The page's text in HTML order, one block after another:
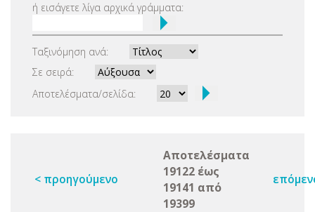
ή εισάγετε λίγα αρχικά γράμματα:
Ταξινόμηση ανά:
Σε σειρά:
Αποτελέσματα/σελίδα:
< προηγούμενο
Αποτελέσματα
19122 έως
19141 από
19399